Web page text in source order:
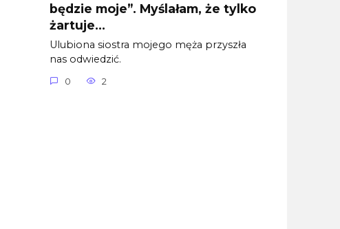
będzie moje”. Myślałam, że tylko
żartuje…
Ulubiona siostra mojego męża przyszła
nas odwiedzić.
0 2